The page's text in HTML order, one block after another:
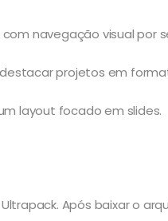
navegação visual por
projetos em
layout focado em slides.
Após baixar o